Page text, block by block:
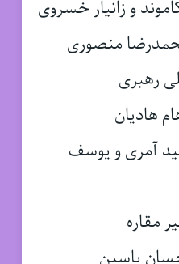
و زانیار خسروی
منصوری
رهبری
هادیان
آمری و یوسف
مقاره
یاسین